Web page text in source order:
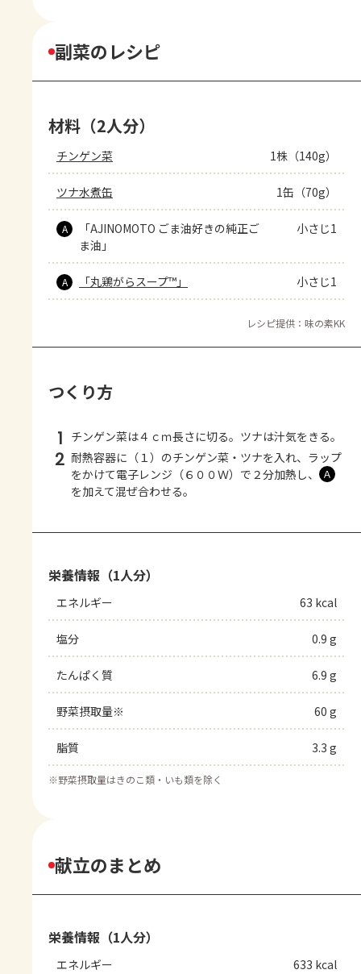
副菜のレシピ
材料（2人分）
チンゲン菜 1株（140g）
ツナ水煮缶 1缶（70g）
A
「AJINOMOTO ごま油好きの純正ご
ま油」
小さじ1
A 「丸鶏がらスープ™」 小さじ1
レシピ提供：味の素KK
つくり方
1 チンゲン菜は４ｃｍ長さに切る。ツナは汁気をきる。
2 耐熱容器に（１）のチンゲン菜・ツナを入れ、ラップ
をかけて電子レンジ（６００Ｗ）で２分加熱し、
Ａ
を加えて混ぜ合わせる。
栄養情報（1人分）
エネルギー 63 kcal
塩分 0.9 g
たんぱく質 6.9 g
野菜摂取量※ 60 g
脂質 3.3 g
※野菜摂取量はきのこ類・いも類を除く
献立のまとめ
栄養情報（1人分）
エネルギー 633 kcal